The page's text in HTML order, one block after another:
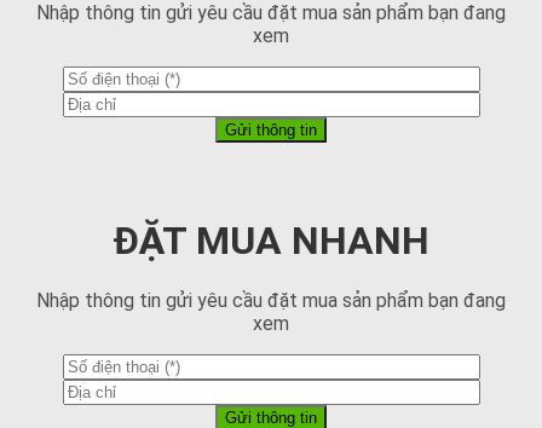
Nhập thông tin gửi yêu cầu đặt mua sản phẩm bạn đang
xem
ĐẶT MUA NHANH
Nhập thông tin gửi yêu cầu đặt mua sản phẩm bạn đang
xem